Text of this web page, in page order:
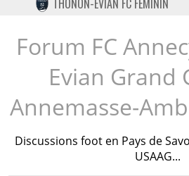
TWITTER
INSTAGRAM
THONON-EVIAN FC FÉMININ
Forum FC
Evian Grand
Annemasse-
Discussions foot en Pays de
USAAG...